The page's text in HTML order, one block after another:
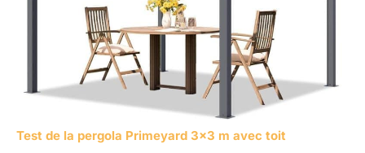
Test de la pergola Primeyard 3×3 m avec toit